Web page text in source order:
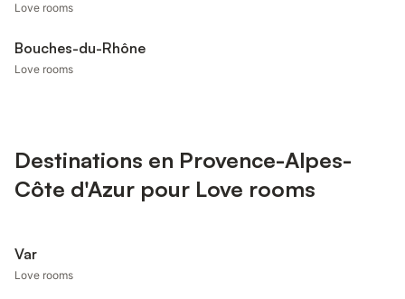
Love rooms
Bouches-du-Rhône
Love rooms
Destinations en Provence-Alpes-
Côte d'Azur pour Love rooms
Var
Love rooms